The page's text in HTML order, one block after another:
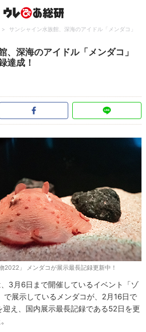
>
サンシャイン水族館、深海のアイドル「メンダコ」
、深海のアイドル「メンダコ」
達成！
2022」 メンダコが展示最長記録更新中！
3月6日まで開催しているイベント「ゾ
で展示しているメンダコが、2月16日で
え、国内展示最長記録である52日を更